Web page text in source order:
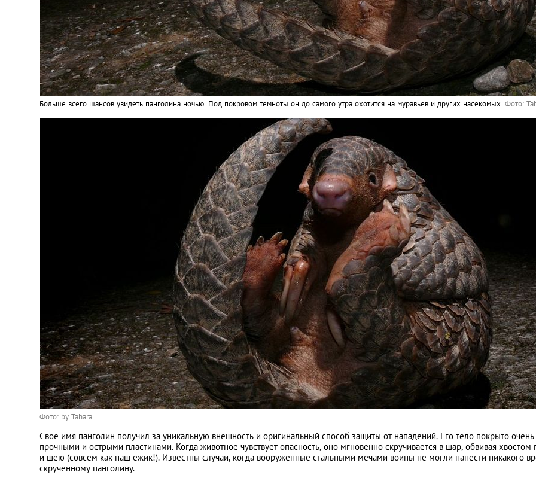
Больше всего шансов увидеть панголина ночью. Под покровом темноты он до самого утра охотится на муравьев и других насекомых. Фото:
Фото: by Tahara
Свое имя панголин получил за уникальную внешность и оригинальный способ защиты от нападений. Его тело покрыто очень
прочными и острыми пластинами. Когда животное чувствует опасность, оно мгновенно скручивается в шар, обвивая хвостом
и шею (совсем как наш ежик!). Известны случаи, когда вооруженные стальными мечами воины не могли нанести никакого
скрученному панголину.